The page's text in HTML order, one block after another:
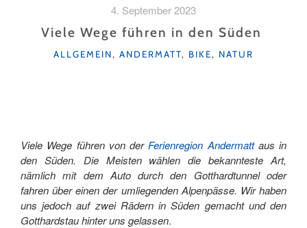
ROUTE
4. September 2023
Viele Wege führen in den Süden
KATEGORIEN
ALLGEMEIN, ANDERMATT, BIKE, NATUR
Viele Wege führen von der Ferienregion Andermattaus in
den Süden. Die Meisten wählen die bekannteste Art,
nämlich mit dem Auto durch den Gotthardtunnel oder
fahren über einen der umliegenden Alpenpässe. Wir haben
uns jedoch auf zwei Rädern in Süden gemacht und den
Gotthardstau hinter uns gelassen.